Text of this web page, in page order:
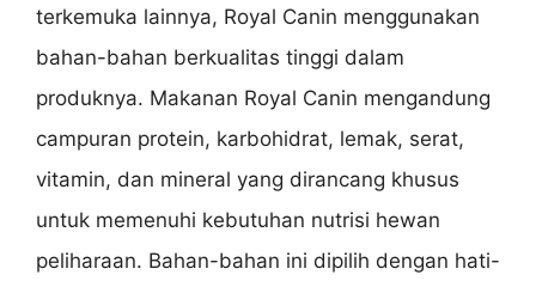
terkemuka lainnya, Royal Canin menggunakan
bahan-bahan berkualitas tinggi dalam
produknya. Makanan Royal Canin mengandung
campuran protein, karbohidrat, lemak, serat,
vitamin, dan mineral yang dirancang khusus
untuk memenuhi kebutuhan nutrisi hewan
peliharaan. Bahan-bahan ini dipilih dengan hati-